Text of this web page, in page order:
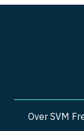
Over SVM